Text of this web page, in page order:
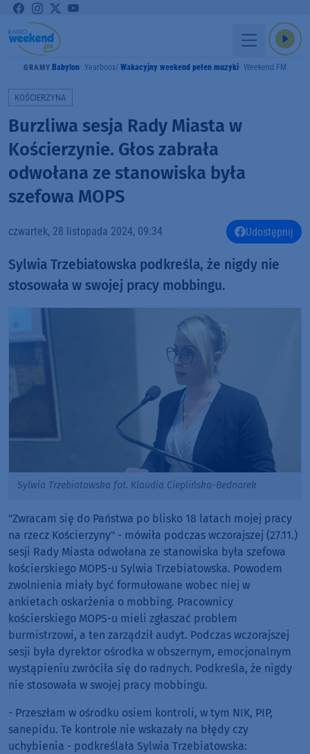
GRAMY Babylon Yearboox Wakacyjny weekend pełen muzyki Weekend FM
KOŚCIERZYNA
Burzliwa sesja Rady Miasta w
Kościerzynie. Głos zabrała
odwołana ze stanowiska była
szefowa MOPS
czwartek, 28 listopada 2024, 09:34 Udostępnij
Sylwia Trzebiatowska podkreśla, że nigdy nie
stosowała w swojej pracy mobbingu.
Sylwia Trzebiatowska fot. Klaudia Cieplińska-Bednarek
"Zwracam się do Państwa po blisko 18 latach mojej pracy
na rzecz Kościerzyny" - mówiła podczas wczorajszej (27.11.)
sesji Rady Miasta odwołana ze stanowiska była szefowa
kościerskiego MOPS-u Sylwia Trzebiatowska. Powodem
zwolnienia miały być formułowane wobec niej w
ankietach oskarżenia o mobbing. Pracownicy
kościerskiego MOPS-u mieli zgłaszać problem
burmistrzowi, a ten zarządził audyt. Podczas wczorajszej
sesji była dyrektor ośrodka w obszernym, emocjonalnym
wystąpieniu zwróciła się do radnych. Podkreśla, że nigdy
nie stosowała w swojej pracy mobbingu.
- Przeszłam w ośrodku osiem kontroli, w tym NIK, PIP,
sanepidu. Te kontrole nie wskazały na błędy czy
uchybienia - podkreślała Sylwia Trzebiatowska: